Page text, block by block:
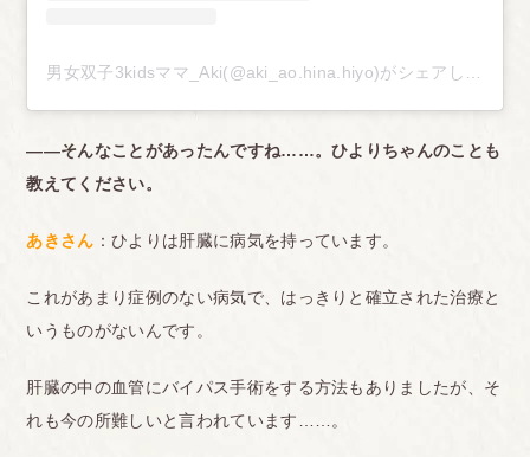
――そんなことがあったんですね……。ひよりちゃんのことも
教えてください。
あきさん ：ひよりは肝臓に病気を持っています。
これがあまり症例のない病気で、はっきりと確立された治療と
いうものがないんです。
肝臓の中の血管にバイパス手術をする方法もありましたが、そ
れも今の所難しいと言われています……。